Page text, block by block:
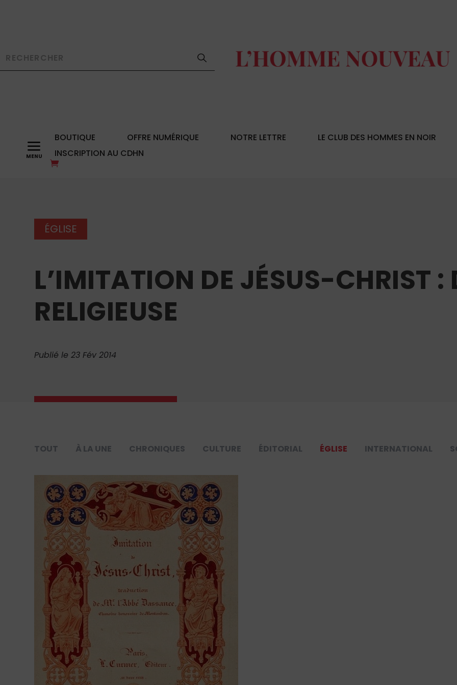
a BOUTIQUE OFFRE NUMÉRIQUE NOTRE LETTRE
LE CLUB DES HOMMES EN NOIR
INSCRIPTION AU CDHN
ÉGLISE
L’IMITATION DE JÉSUS-CHRIST :
RELIGIEUSE
Publié le 23 Fév 2014
TOUT À LA UNE CHRONIQUES CULTURE ÉDITORIAL ÉGLISE INTERNATIONAL